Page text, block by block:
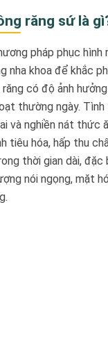
răng sứ là
pháp phục hình
nha khoa để khắc
có độ ảnh
thường ngày.
và nghiền nát thức
tiêu hóa, hấp thu
thời gian dài, đặc
nói ngọng, mặt